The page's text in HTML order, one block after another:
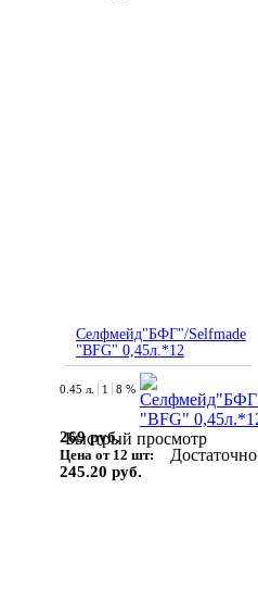
Селфмейд"БФГ"/Selfmade
"BFG" 0,45л.*12
Быстрый просмотр
0.45 л. 1 8 %
269 руб.
Цена от 12 шт:
245.20 руб.
Достаточно